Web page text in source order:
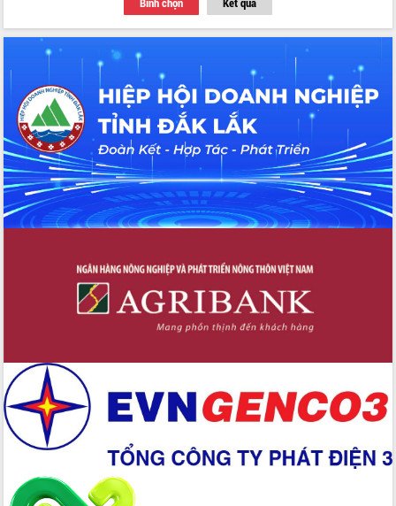
Quyết liệt cải cách hành chính, khơi
thông nguồn lực phát triển
Nâng cao hiệu lực, hiệu quả HĐND
tỉnh thông qua hiện đại hóa hành chính
Xã Ea Phê gắn cải cách hành chính với
chuyển đổi số
Phó Chủ tịch Thường trực UBND tỉnh
Hồ Thị Nguyên Thảo làm việc tại Trung
tâm Phục vụ hành chính công xã Ea
Phê
Xây dựng nền hành chính số đồng
Giai đoạn 2026-2030, Đắk Lắk phấn
đấu có 77% xã đạt chuẩn nông thôn
Chuyển đổi số 'mở đường' cho nông
Triển khai đồng bộ đo đạc, lập hồ sơ
địa chính, hoàn thiện cơ sở dữ liệu đất
Ứng dụng sinh trắc học - Bước tiến
trong hành trình chuyển đổi số tại Đắk
Lắk
Đắk Lắk nâng cao hiệu quả công tác
Đảng từ Sổ tay đảng viên điện tử